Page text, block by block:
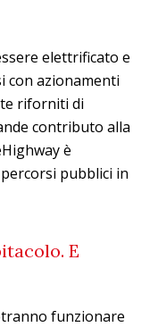
elettrificato e
con azionamenti
riforniti di
contributo alla
è
pubblici in
E
funzionare